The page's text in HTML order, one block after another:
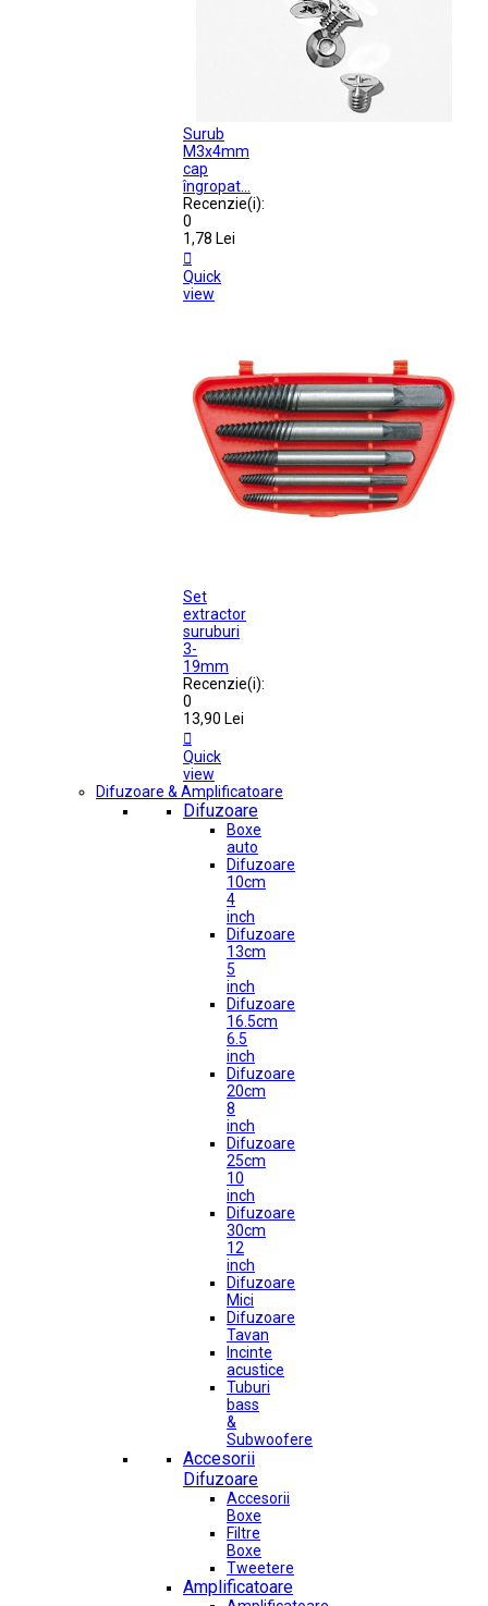
Surub
M3x4mm
cap
îngropat...
Recenzie(i):
0
1,78 Lei

Quick
view
Set
extractor
suruburi
3-
19mm
Recenzie(i):
0
13,90 Lei

Quick
view
Difuzoare & Amplificatoare
Difuzoare
Boxe
auto
Difuzoare
10cm
4
inch
Difuzoare
13cm
5
inch
Difuzoare
16.5cm
6.5
inch
Difuzoare
20cm
8
inch
Difuzoare
25cm
10
inch
Difuzoare
30cm
12
inch
Difuzoare
Mici
Difuzoare
Tavan
Incinte
acustice
Tuburi
bass
&
Subwoofere
Accesorii
Difuzoare
Accesorii
Boxe
Filtre
Boxe
Tweetere
Amplificatoare